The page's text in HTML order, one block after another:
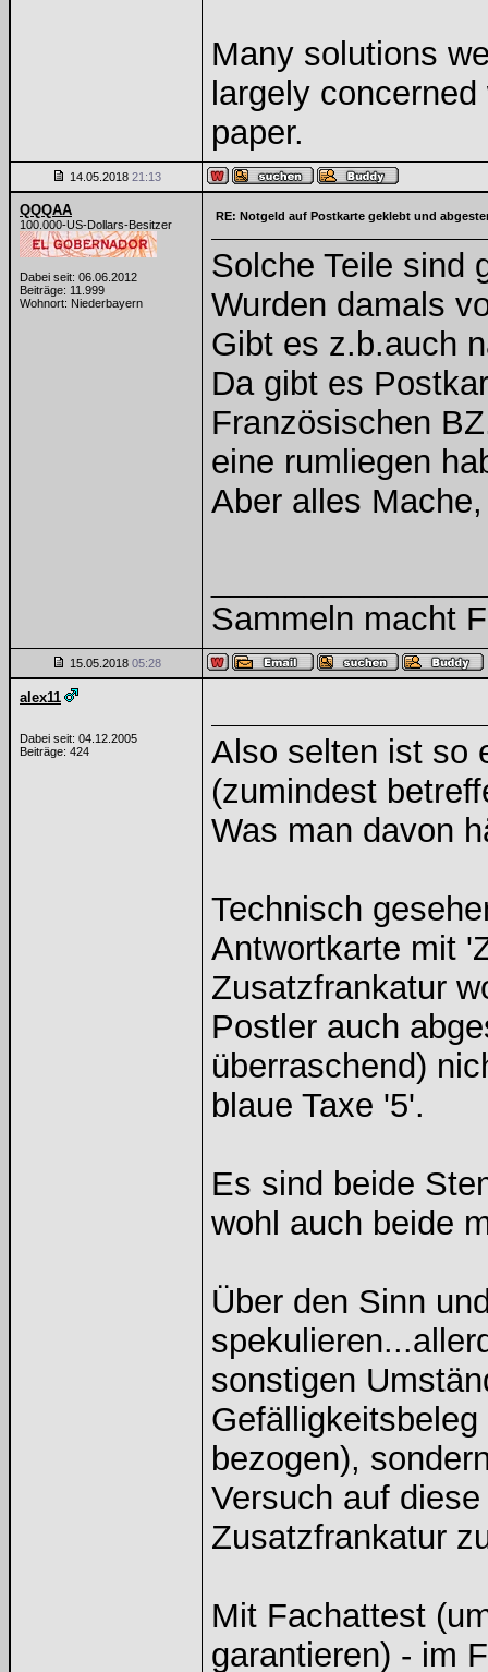
Many solutions
largely
paper.
14.05.2018 21:13
QQQAA
100.000-US-Dollars-Besitzer
Dabei seit: 06.06.2012
Beiträge: 11.999
Wohnort: Niederbayern
RE: Notgeld auf Postkarte geklebt und
Solche Teile sind
Wurden damals
Gibt es z.b.auch
Da gibt es
Französischen
eine rumliegen
Aber alles
Sammeln macht
15.05.2018 05:28
alex11
Dabei seit: 04.12.2005
Beiträge: 424
Also selten ist so
(zumindest
Was man davon
Technisch
Antwortkarte mit
Zusatzfrankatur
Postler auch
überraschend)
blaue Taxe '5'.
Es sind beide
wohl auch beide
Über den Sinn
sonstigen
bezogen),
Versuch auf
Zusatzfrankatur
Mit Fachattest
garantieren) - im